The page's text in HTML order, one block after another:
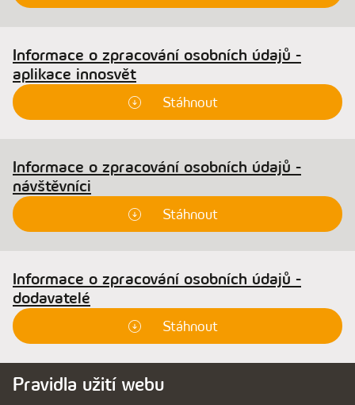
Informace o zpracování osobních údajů -
aplikace innosvět
Stáhnout
Informace o zpracování osobních údajů -
návštěvníci
Stáhnout
Informace o zpracování osobních údajů -
dodavatelé
Stáhnout
Pravidla užití webu